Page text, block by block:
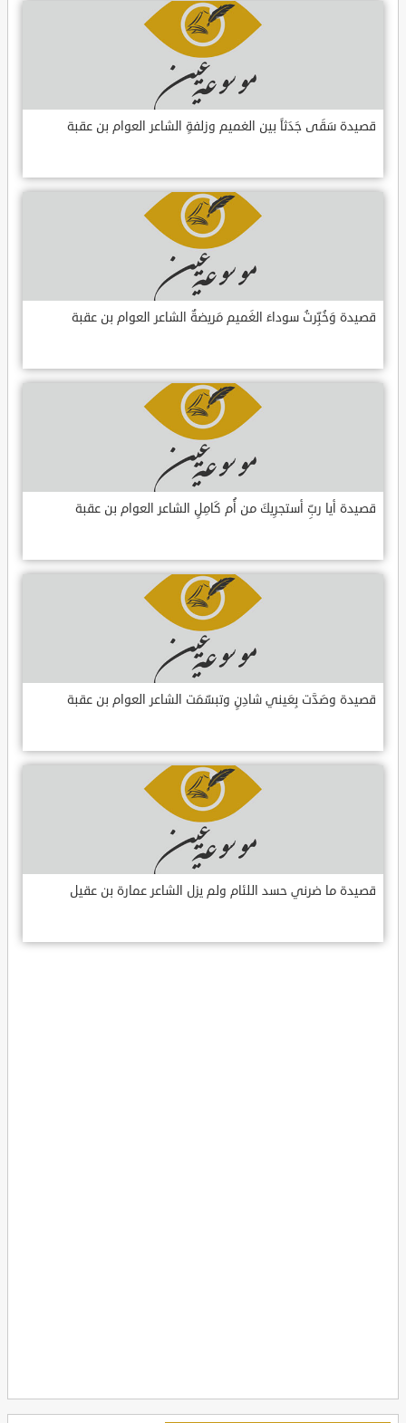
قصيدة سَقَى جَدَثاً بين الغميم وزلفةٍ الشاعر العوام بن عقبة
قصيدة وَخُبِّرتُ سوداءَ الغَميم مَريضةٌ الشاعر العوام بن عقبة
قصيدة أيا ربِّ أستجرِيكَ من أُم كَامِلٍ الشاعر العوام بن عقبة
قصيدة وصَدَّت بِعَيني شادِنٍ وتبسّمَت الشاعر العوام بن عقبة
قصيدة ما ضرني حسد اللئام ولم يزل الشاعر عمارة بن عقيل